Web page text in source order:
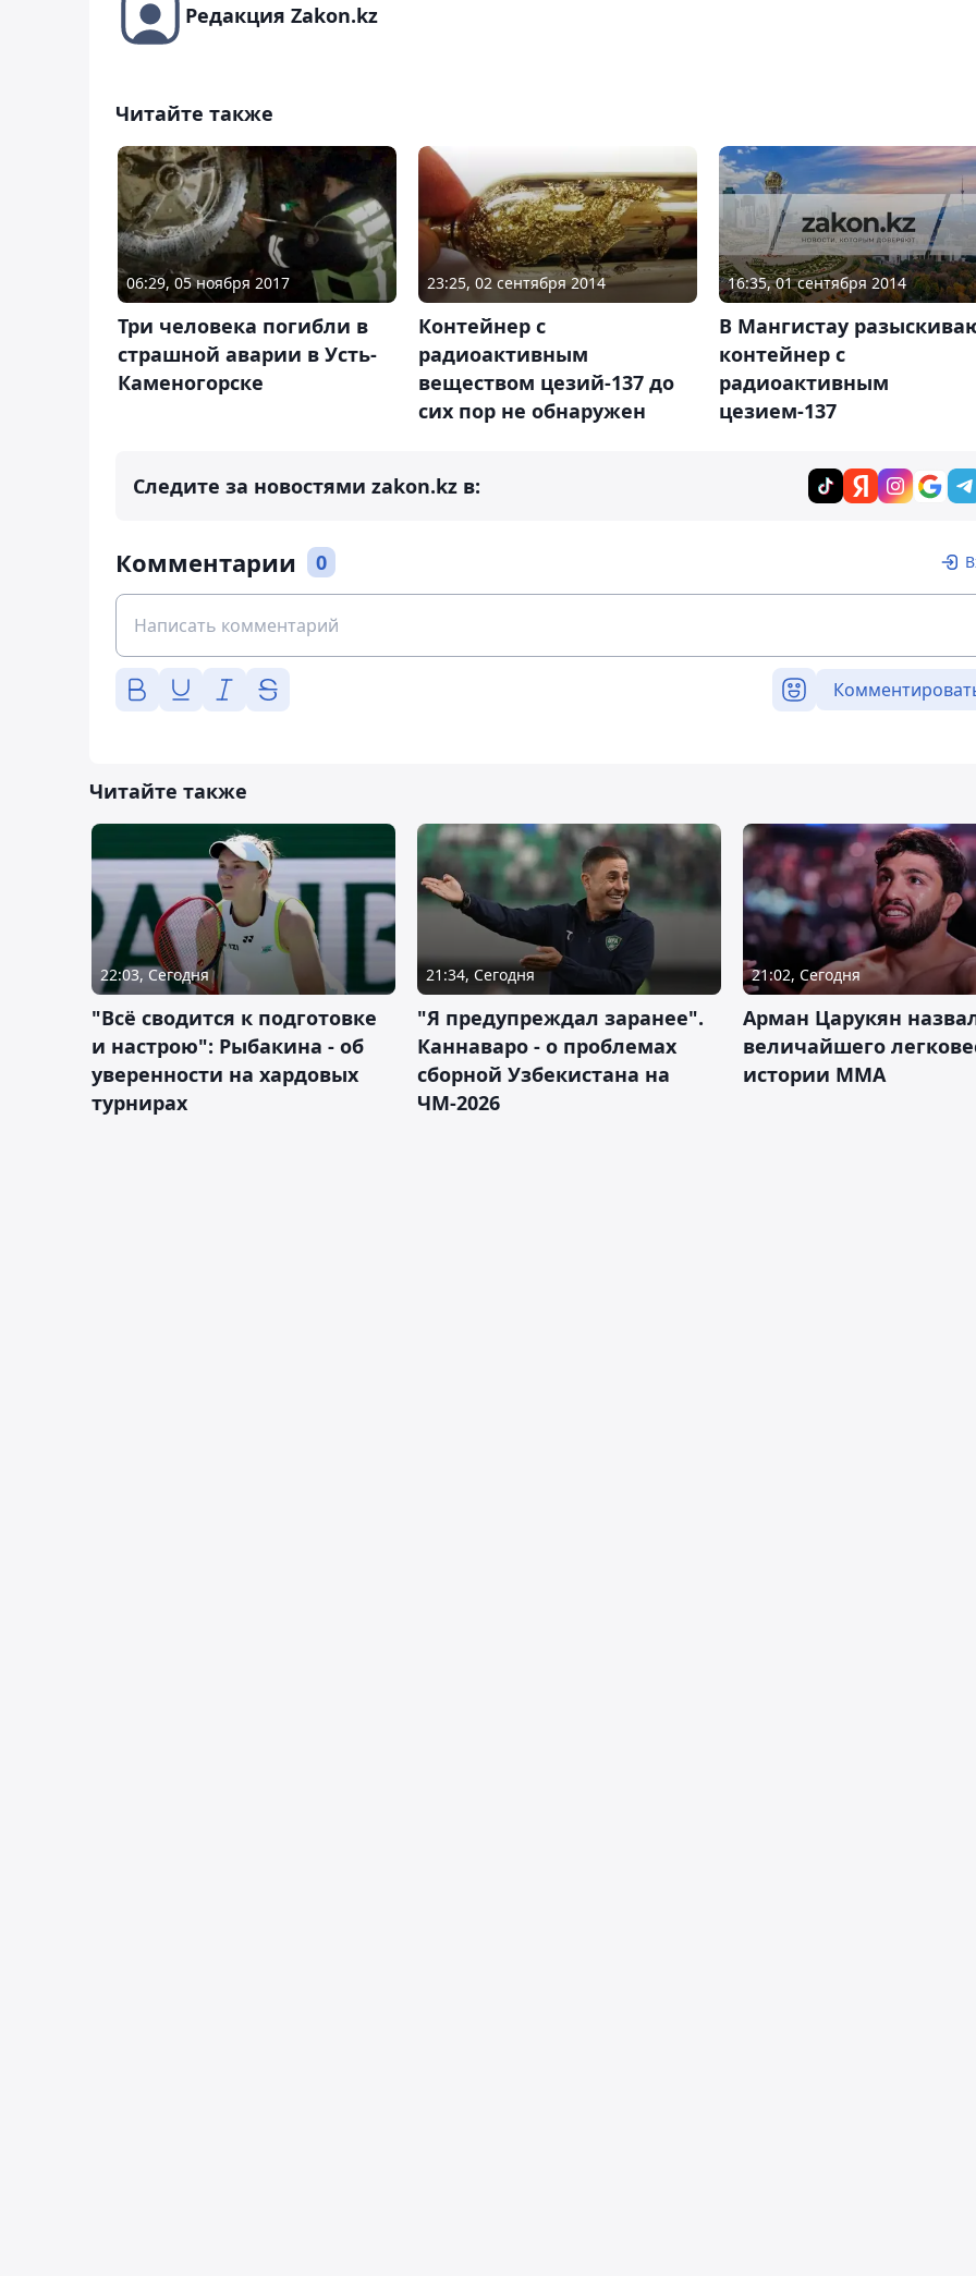
Редакция Zakon.kz
Читайте также
06:29, 05 ноября 2017
Три человека погибли в
страшной аварии в Усть-
Каменогорске
23:25, 02 сентября 2014
Контейнер с
радиоактивным
веществом цезий-137 до
сих пор не обнаружен
16:35, 01 сентября 2014
В Мангистау
контейнер с
радиоактивным
цезием-137
Следите за новостями zakon.kz в:
Комментарии 0
Читайте также
22:03, Сегодня
"Всё сводится к подготовке
и настрою": Рыбакина - об
уверенности на хардовых
турнирах
21:34, Сегодня
"Я предупреждал заранее".
Каннаваро - о проблемах
сборной Узбекистана на
ЧМ-2026
21:02, Сегодня
Арман Царукян
величайшего
истории ММА